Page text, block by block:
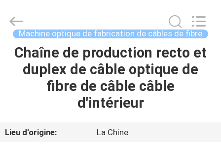
MAISON
PRODUITS
PROPOS
Machinery
Co.,ltd.
Rights
Developed
Machine optique de fabrication de câbles de fibre
Chaîne de production recto et
duplex de câble optique de
fibre de câble câble
d'intérieur
Lieu d'origine:
La Chine